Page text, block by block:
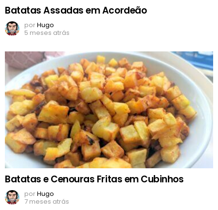
Batatas Assadas em Acordeão
porHugo
5 meses atrás
Batatas e Cenouras Fritas em Cubinhos
porHugo
7 meses atrás